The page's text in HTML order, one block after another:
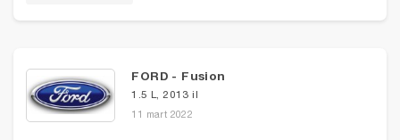
FORD - Fusion
1.5 L, 2013 il
11 mart 2022